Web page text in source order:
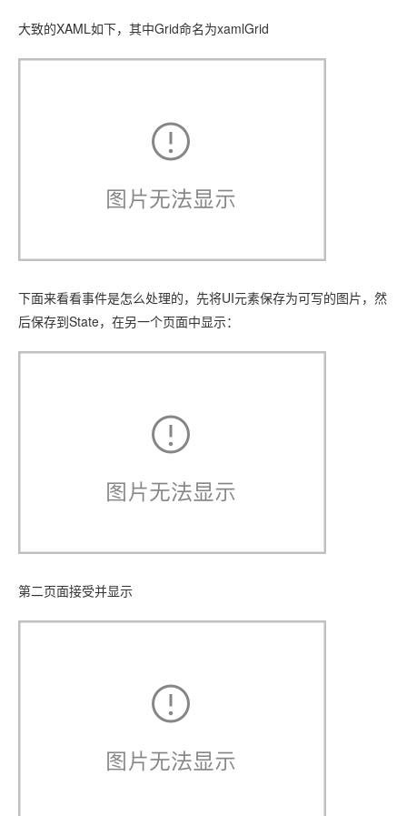
大致的XAML如下，其中Grid命名为xamlGrid
下面来看看事件是怎么处理的，先将UI元素保存为可写的图片，然
后保存到State，在另一个页面中显示：
第二页面接受并显示